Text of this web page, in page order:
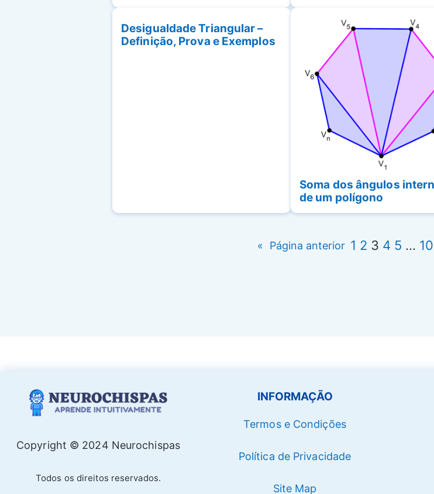
Desigualdade Triangular –
Definição, Prova e Exemplos
Soma dos ângulos
de um polígono
« Página anterior 1 2 3 4 5 … 10
Copyright © 2024 Neurochispas
Todos os direitos reservados.
INFORMAÇÃO
Termos e Condições
Política de Privacidade
Site Map